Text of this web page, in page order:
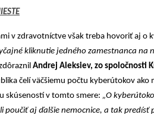
v zdravotníctve však treba hovoriť aj o
kliknutie jedného zamestnanca na
Andrej Aleksiev, zo spoločnosti
čelí väčšiemu počtu kyberútokov ako
skúseností v tomto smere: „O
poučiť aj ďalšie nemocnice, a tak predísť